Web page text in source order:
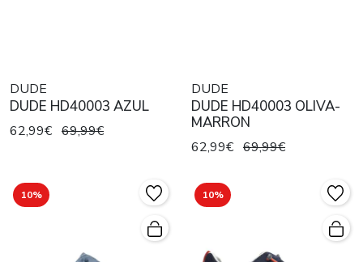
DUDE
DUDE HD40003 AZUL
62,99€ 69,99€
DUDE
DUDE HD40003 OLIVA-
MARRON
62,99€ 69,99€
10% 10%